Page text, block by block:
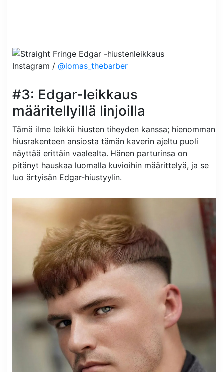
Instagram / @lomas_thebarber
#3: Edgar-leikkaus
määritellyillä linjoilla
Tämä ilme leikkii hiusten tiheyden kanssa; hienomman
hiusrakenteen ansiosta tämän kaverin ajeltu puoli
näyttää erittäin vaalealta. Hänen parturinsa on
pitänyt hauskaa luomalla kuvioihin määrittelyä, ja se
luo ärtyisän Edgar-hiustyylin.